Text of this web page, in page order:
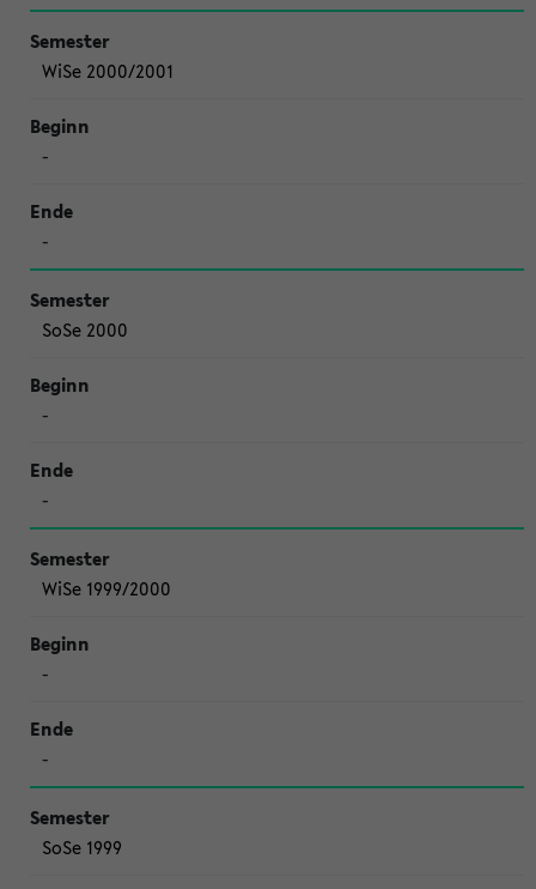
WiSe 2000/2001
-
-
SoSe 2000
-
-
WiSe 1999/2000
-
-
SoSe 1999